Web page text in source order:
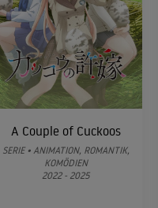
A Couple of Cuckoos
SERIE • ANIMATION, ROMANTIK,
KOMÖDIEN
2022 - 2025